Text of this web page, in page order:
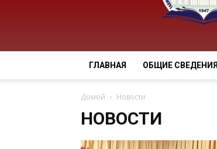
ГЛАВНАЯ ОБЩИЕ СВЕДЕНИЯ
Домой Новости
НОВОСТИ